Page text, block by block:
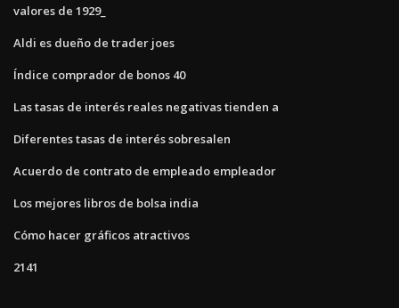
valores de 1929_
Aldi es dueño de trader joes
Índice comprador de bonos 40
Las tasas de interés reales negativas tienden a
Diferentes tasas de interés sobresalen
Acuerdo de contrato de empleado empleador
Los mejores libros de bolsa india
Cómo hacer gráficos atractivos
2141